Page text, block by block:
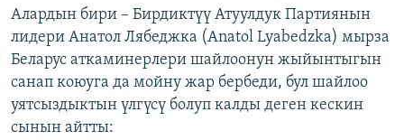
Алардын бири – Бирдиктүү Атуулдук Партиянын
лидери Анатол Лябеджка (Anatol Lyabedzka) мырза
Беларус аткаминерлери шайлоонун жыйынтыгын
санап коюуга да мойну жар бербеди, бул шайлоо
уятсыздыктын үлгүсү болуп калды деген кескин
сынын айтты: